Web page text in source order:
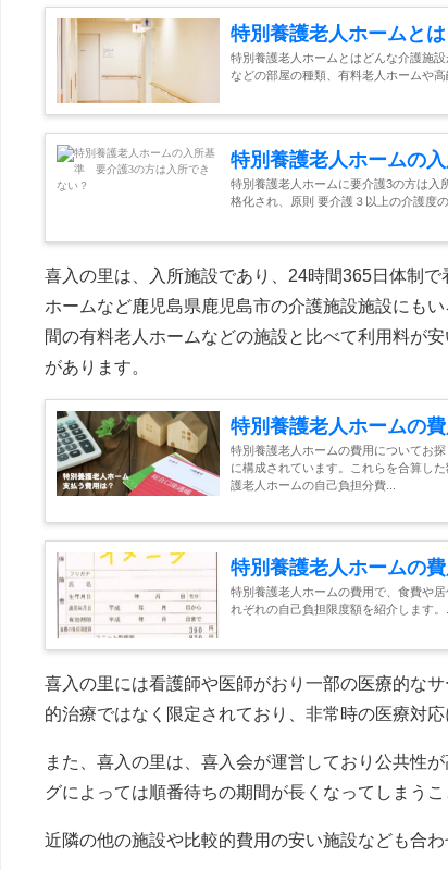
特別養護老人ホームと
特別養護老人ホームとはどんな介護施
などの部屋の種類、有料老人ホームや
特別養護老人ホームの
特別養護老人ホームに要介護3の方は入
格化され、原則 要介護３以上の介護度
喜入の里は、入所施設であり、24時間365日体制
ホームなど鹿児島県鹿児島市の介護施設施設にも
間の有料老人ホームなどの施設と比べて利用料が
があります。
特別養護老人ホームの
特別養護老人ホームの費用についてお
に構成されています。これらを合算し
護老人ホームの自己負担分費...
特別養護老人ホームの
特別養護老人ホームの費用で、食費や
れぞれの自己負担限度額を紹介します。...
喜入の里には看護師や医師がおり一部の医療的な
的治療ではなく限定されており、非常時の医療対応
また、喜入の里は、喜入会が運営しており公共性
グによっては順番待ちの期間が長くなってしまうこ
近隣の他の施設や比較的費用の安い施設なども合